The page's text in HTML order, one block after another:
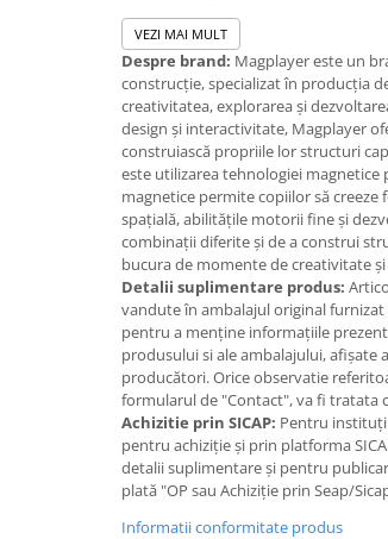
Jucarii cu alfabet
Jucarii cu cifre
Seturi Numberblocks
Jucarii de motricitate
Jucarii fructe si legume
Puzzle incastru
Puzzle de podea
Jucarii bebelusi
Jucarii de baie
Jucarii dentitie
Jucarii senzoriale
27 x patrat
2 x hexagon
15 x carduri (nemagnetice)
2 x roata dubla
8 x baza pentru carusel
Dimensiuni:29 Ã‘€¦ 195 Ã‘€¦ 158 cm
Varsta recomandata:3 - 10 ani
Atentie!Aceasta jucarie contine
lipesc unul de celalalt sau se
provoca accidente grave sau
magnetii sunt inghititi sau inhalati.
poate contine piese mici care se pot
este potrivita copiilor mai mici de 3
indemana copiilor. Indepartati orice
jucaria/produsul copilului. Va rugam
acest produs. Pastrati instructiunile
jucaria/produsul departe de foc
- Acest reper este nou si
producator. Imaginile disponibile au
intensitatea culorii din pozele
vizualizeaza magazinul online.
VEZI MAI MULT
Despre brand: Magplayer este un
construcție, specializat în producția
creativitatea, explorarea și
design și interactivitate, Magplayer
construiască propriile lor structuri
este utilizarea tehnologiei magnetice
magnetice permite copiilor să
spațială, abilitățile motorii fine și
combinații diferite și de a construi
bucura de momente de creativitate
Detalii suplimentare produs:
vandute în ambalajul original
pentru a menține informațiile
produsului si ale ambalajului, afișate
producători. Orice observatie
formularul de "Contact", va fi tratata
Achizitie prin SICAP: Pentru
pentru achiziție și prin platforma
detalii suplimentare și pentru
plată "OP sau Achiziție prin Seap/
Informatii conformitate produs